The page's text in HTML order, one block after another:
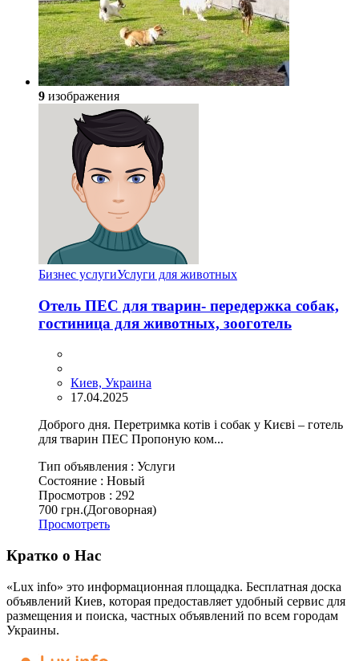
9 изображения
Бизнес услугиУслуги для животных
Отель ПЕС для тварин- передержка собак,
гостиница для животных, зооготель
Киев, Украина
17.04.2025
Доброго дня. Перетримка котів і собак у Києві – готель
для тварин ПЕС Пропоную ком...
Тип объявления : Услуги
Состояние : Новый
Просмотров : 292
700 грн.(Договорная)
Просмотреть
Кратко о Нас
«Lux info» это информационная площадка. Бесплатная доска
объявлений Киев, которая предоставляет удобный сервис для
размещения и поиска, частных объявлений по всем городам
Украины.